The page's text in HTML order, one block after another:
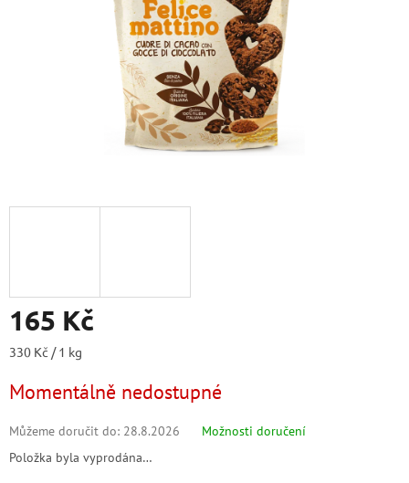
165 Kč
Měrná
330 Kč / 1 kg
Momentálně nedostupné
Můžeme doručit do: 28.8.2026
Možnosti doručení
Položka byla vyprodána…